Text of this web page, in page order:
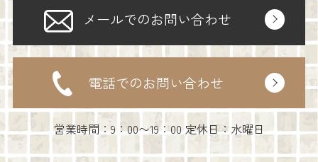
メールでのお問い合わせ
電話でのお問い合わせ
営業時間：9：00〜19：00 定休日：水曜日